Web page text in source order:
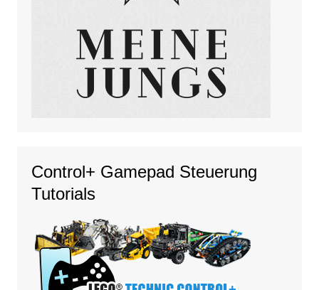
Control+ Gamepad Steuerung
Tutorials